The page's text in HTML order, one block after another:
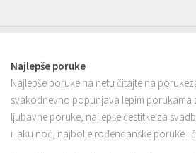
Najlepše poruke
Najlepše poruke na netu čitajte na
svakodnevno popunjava lepim porukama
ljubavne poruke, najlepše čestitke za
i laku noć, najbolje rođendanske poruke i